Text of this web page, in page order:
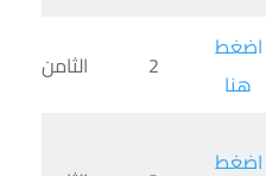
اضغط
هنا
2 الثامن
اضغط